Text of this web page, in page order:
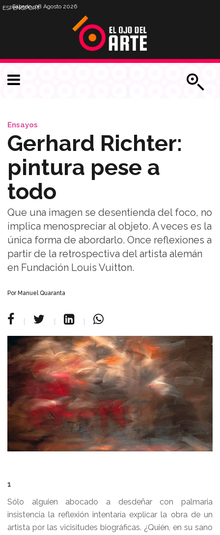
Sábado, 08 Agosto 2026
ESPENGPORT
Ensayos
Gerhard Richter:
pintura pese a
todo
Que una imagen se desentienda del foco, no
implica menospreciar al objeto. A veces es la
única forma de abordarlo. Once reflexiones a
partir de la retrospectiva del artista alemán
en Fundación Louis Vuitton.
Por Manuel Quaranta
1
Sólo alguien abocado a desdeñar con palmaria
insistencia la reflexión intentaría explicar la obra de un
artista por las vicisitudes biográficas. ¿Quién, en su sano